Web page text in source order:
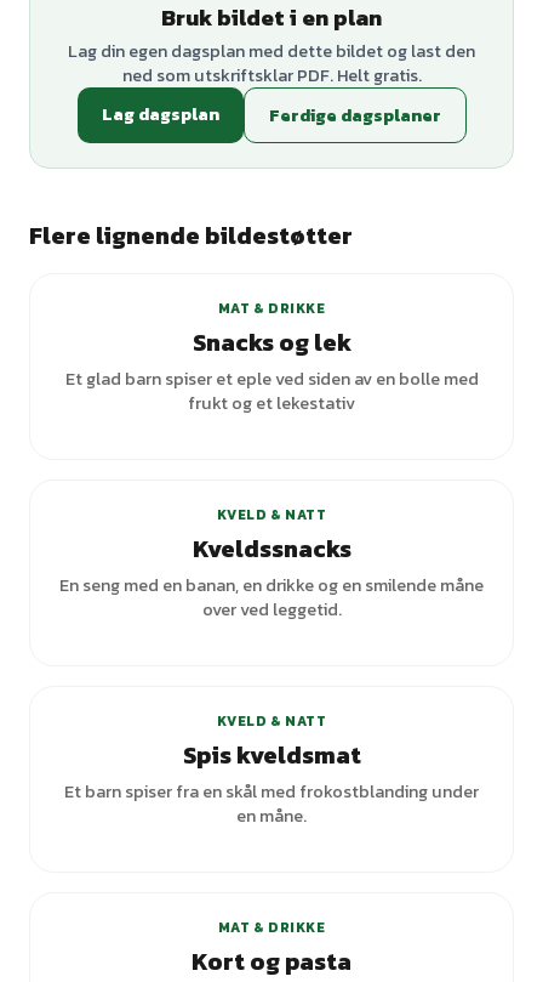
Bruk bildet i en plan
Lag din egen dagsplan med dette bildet og last den
ned som utskriftsklar PDF. Helt gratis.
Lag dagsplan
Ferdige dagsplaner
Flere lignende bildestøtter
MAT & DRIKKE
Snacks og lek
Et glad barn spiser et eple ved siden av en bolle med
frukt og et lekestativ
KVELD & NATT
Kveldssnacks
En seng med en banan, en drikke og en smilende måne
over ved leggetid.
KVELD & NATT
Spis kveldsmat
Et barn spiser fra en skål med frokostblanding under
en måne.
MAT & DRIKKE
Kort og pasta